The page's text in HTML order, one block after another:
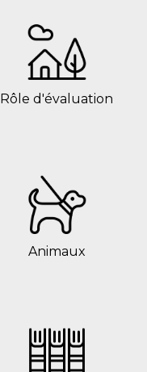
Rôle d'évaluation
Animaux